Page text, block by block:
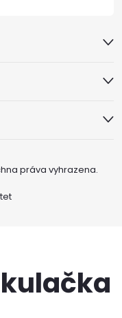
práva vyhrazena.